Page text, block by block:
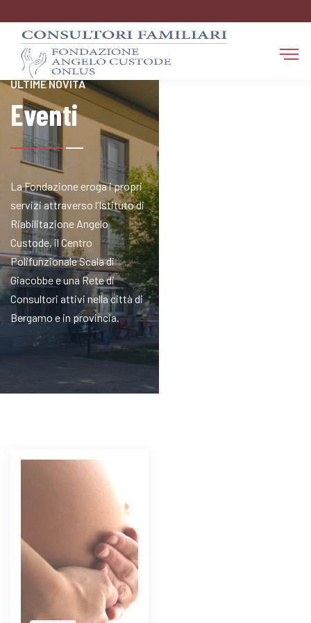
RESTA AGGIORNATO SULLE
ULTIME NOVITÀ
Eventi
La Fondazione eroga i propri
servizi attraverso l’Istituto di
Riabilitazione Angelo
Custode, il Centro
Polifunzionale Scala di
Giacobbe e una Rete di
Consultori attivi nella città di
Bergamo e in provincia.